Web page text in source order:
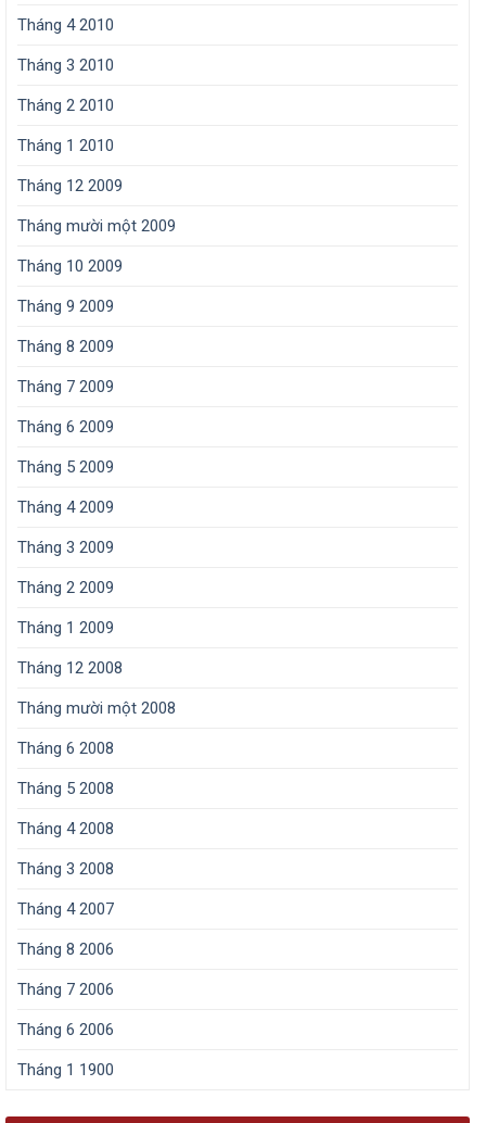
Tháng 4 2010
Tháng 3 2010
Tháng 2 2010
Tháng 1 2010
Tháng 12 2009
Tháng mười một 2009
Tháng 10 2009
Tháng 9 2009
Tháng 8 2009
Tháng 7 2009
Tháng 6 2009
Tháng 5 2009
Tháng 4 2009
Tháng 3 2009
Tháng 2 2009
Tháng 1 2009
Tháng 12 2008
Tháng mười một 2008
Tháng 6 2008
Tháng 5 2008
Tháng 4 2008
Tháng 3 2008
Tháng 4 2007
Tháng 8 2006
Tháng 7 2006
Tháng 6 2006
Tháng 1 1900